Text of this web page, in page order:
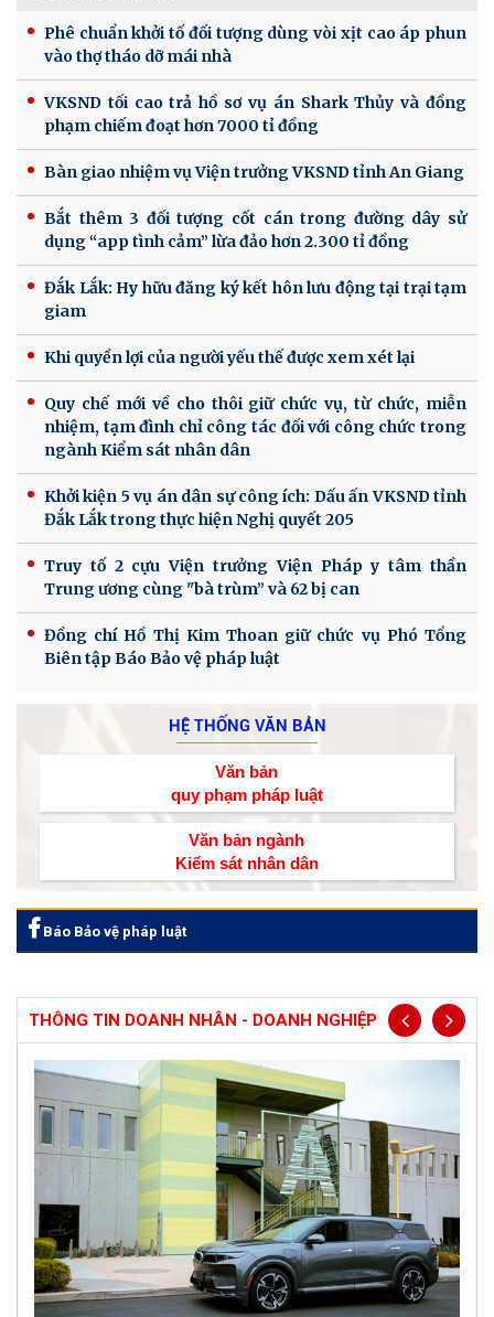
Phê chuẩn khởi tố đối tượng dùng vòi xịt cao áp phun
vào thợ tháo dỡ mái nhà
VKSND tối cao trả hồ sơ vụ án Shark Thủy và đồng
phạm chiếm đoạt hơn 7000 tỉ đồng
Bàn giao nhiệm vụ Viện trưởng VKSND tỉnh An Giang
Bắt thêm 3 đối tượng cốt cán trong đường dây sử
dụng “app tình cảm” lừa đảo hơn 2.300 tỉ đồng
Đắk Lắk: Hy hữu đăng ký kết hôn lưu động tại trại tạm
giam
Khi quyền lợi của người yếu thế được xem xét lại
Quy chế mới về cho thôi giữ chức vụ, từ chức, miễn
nhiệm, tạm đình chỉ công tác đối với công chức trong
ngành Kiểm sát nhân dân
Khởi kiện 5 vụ án dân sự công ích: Dấu ấn VKSND tỉnh
Đắk Lắk trong thực hiện Nghị quyết 205
Truy tố 2 cựu Viện trưởng Viện Pháp y tâm thần
Trung ương cùng "bà trùm” và 62 bị can
Đồng chí Hồ Thị Kim Thoan giữ chức vụ Phó Tổng
Biên tập Báo Bảo vệ pháp luật
HỆ THỐNG VĂN BẢN
Văn bản
quy phạm pháp luật
Văn bản ngành
Kiểm sát nhân dân
Báo Bảo vệ pháp luật
THÔNG TIN DOANH NHÂN - DOANH NGHIỆP